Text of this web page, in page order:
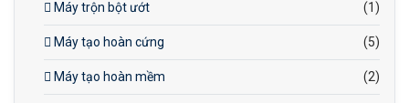
Máy trộn bột ướt (1)
Máy tạo hoàn cứng (5)
Máy tạo hoàn mềm (2)